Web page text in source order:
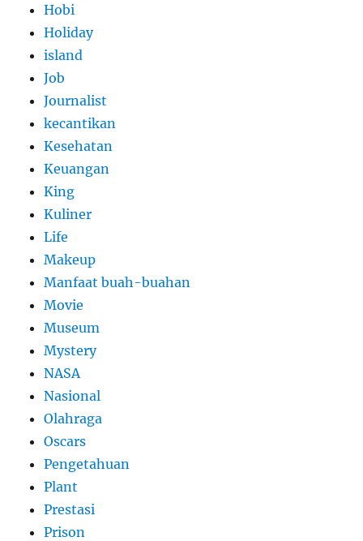
Hobi
Holiday
island
Job
Journalist
kecantikan
Kesehatan
Keuangan
King
Kuliner
Life
Makeup
Manfaat buah-buahan
Movie
Museum
Mystery
NASA
Nasional
Olahraga
Oscars
Pengetahuan
Plant
Prestasi
Prison